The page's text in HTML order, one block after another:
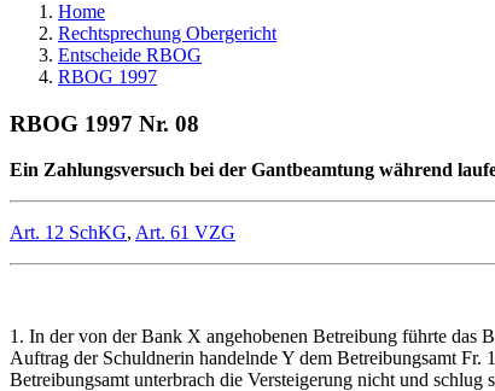
Home
Rechtsprechung Obergericht
Entscheide RBOG
RBOG 1997
RBOG 1997 Nr. 08
Ein Zahlungsversuch bei der Gantbeamtung während
Art. 12 SchKG, Art. 61 VZG
1. In der von der Bank X angehobenen Betreibung führte das
Auftrag der Schuldnerin handelnde Y dem Betreibungsamt Fr.
Betreibungsamt unterbrach die Versteigerung nicht und